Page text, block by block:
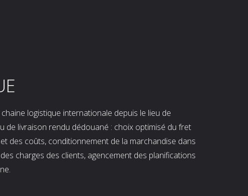
logistique internationale depuis le lieu de
de livraison rendu dédouané : choix optimisé du fret
des coûts, conditionnement de la marchandise dans
charges des clients, agencement des planifications